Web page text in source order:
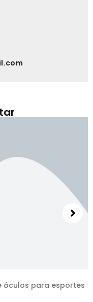
óculos para esportes